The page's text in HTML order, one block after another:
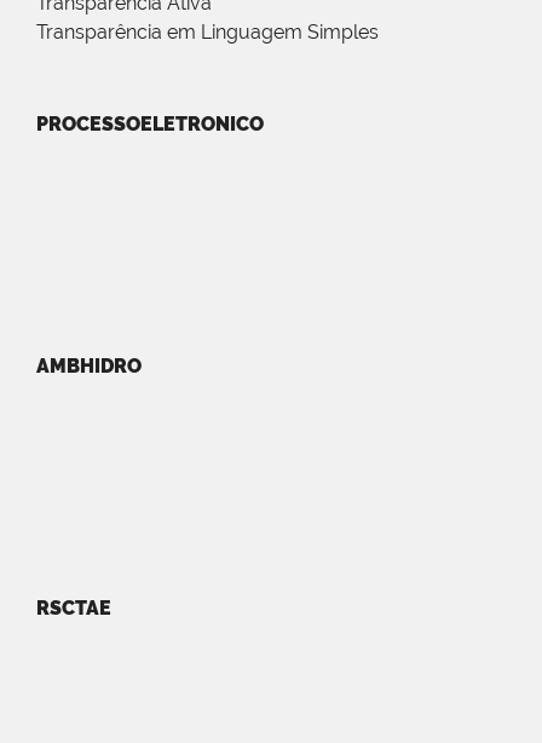
Transparência em Linguagem Simples
PROCESSOELETRONICO
AMBHIDRO
RSCTAE